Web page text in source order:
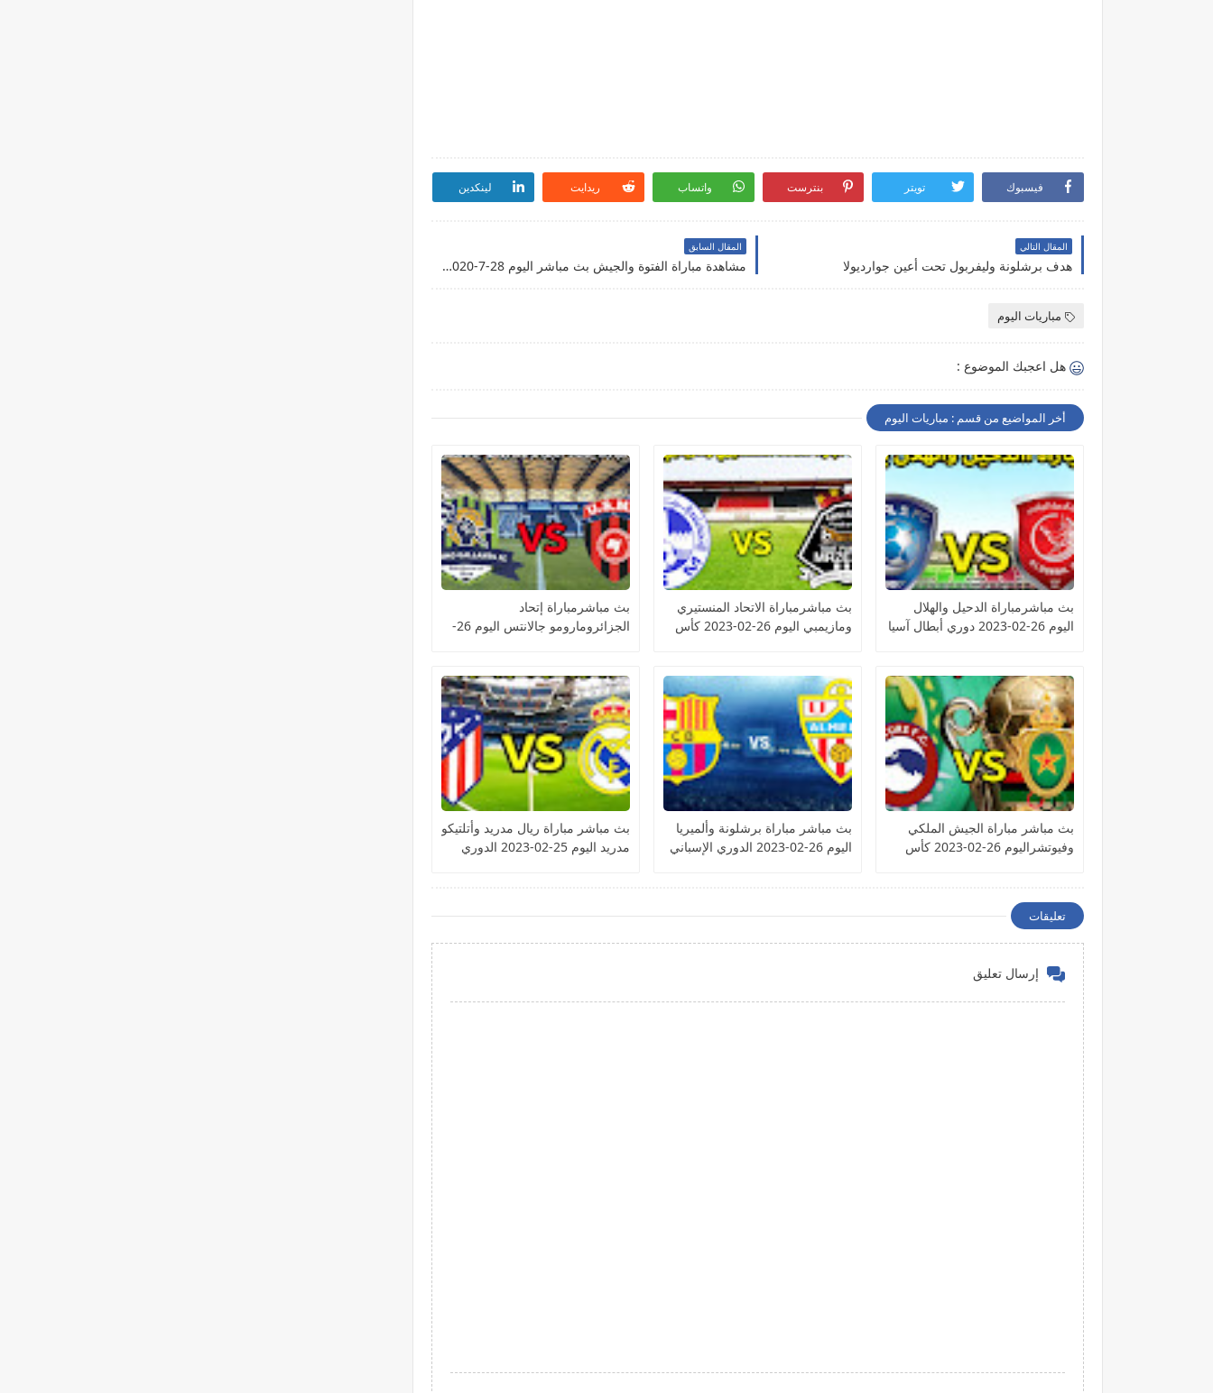
فيسبوك تويتر بنترست واتساب ريدايت لينكدين
المقال التالي
هدف برشلونة وليفربول تحت أعين جوارديولا
المقال السابق
مشاهدة مباراة الفتوة والجيش بث مباشر اليوم 28-7-2020 بالدوري السوري
مباريات اليوم
هل اعجبك الموضوع :
أخر المواضيع من قسم : مباريات اليوم
بث مباشرمباراة الدحيل والهلال
اليوم 26-02-2023 دوري أبطال آسيا
بث مباشرمباراة الاتحاد المنستيري
ومازيمبي اليوم 26-02-2023 كأس
بث مباشرمباراة إتحاد
الجزائرومارومو جالانتس اليوم 26-
بث مباشر مباراة الجيش الملكي
وفيوتشراليوم 26-02-2023 كأس
بث مباشر مباراة برشلونة وألميريا
اليوم 26-02-2023 الدوري الإسباني
بث مباشر مباراة ريال مدريد وأتلتيكو
مدريد اليوم 25-02-2023 الدوري
تعليقات
إرسال تعليق